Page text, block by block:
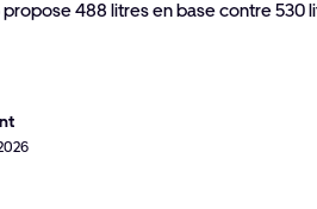
488 litres en base contre 530